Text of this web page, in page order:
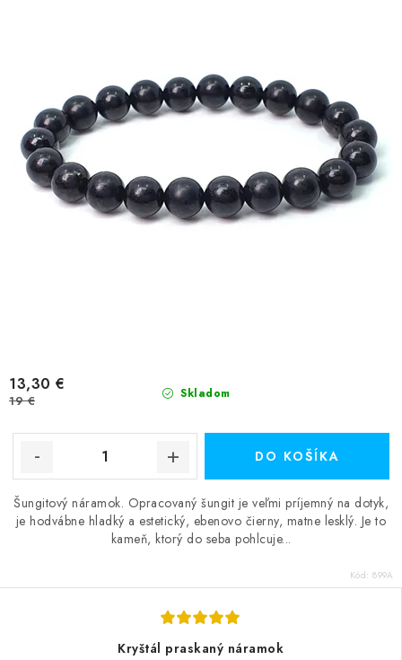
Skladom
13,30 €
19 €
DO KOŠÍKA
Šungitový náramok. Opracovaný šungit je veľmi príjemný na dotyk,
je hodvábne hladký a estetický, ebenovo čierny, matne lesklý. Je to
kameň, ktorý do seba pohlcuje...
Kód: 899A
Kryštál praskaný náramok